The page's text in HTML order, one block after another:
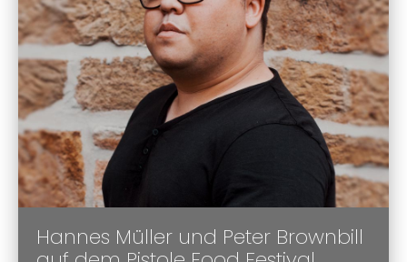
Hannes Müller und Peter Brownbill